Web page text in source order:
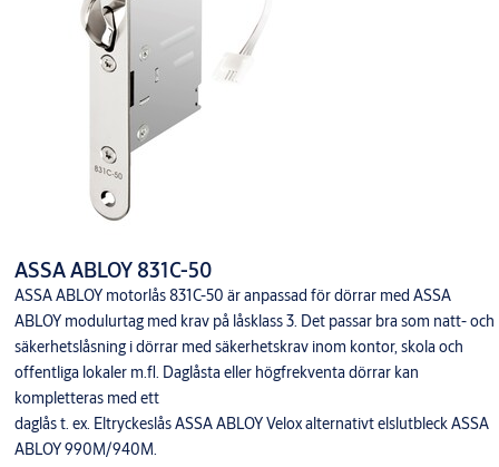
ASSA ABLOY 831C-50
ASSA ABLOY motorlås 831C-50 är anpassad för dörrar med ASSA
ABLOY modulurtag med krav på låsklass 3. Det passar bra som natt- och
säkerhetslåsning i dörrar med säkerhetskrav inom kontor, skola och
offentliga lokaler m.fl. Daglåsta eller högfrekventa dörrar kan
kompletteras med ett
daglås t. ex. Eltryckeslås ASSA ABLOY Velox alternativt elslutbleck ASSA
ABLOY 990M/940M.